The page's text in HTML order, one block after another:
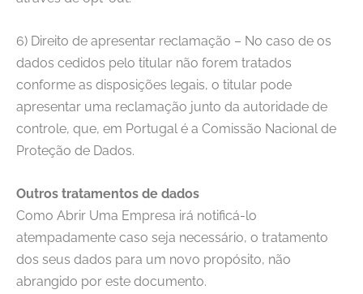
6) Direito de apresentar reclamação – No caso de os
dados cedidos pelo titular não forem tratados
conforme as disposições legais, o titular pode
apresentar uma reclamação junto da autoridade de
controle, que, em Portugal é a Comissão Nacional de
Proteção de Dados.
Outros tratamentos de dados
Como Abrir Uma Empresa irá notificá-lo
atempadamente caso seja necessário, o tratamento
dos seus dados para um novo propósito, não
abrangido por este documento.